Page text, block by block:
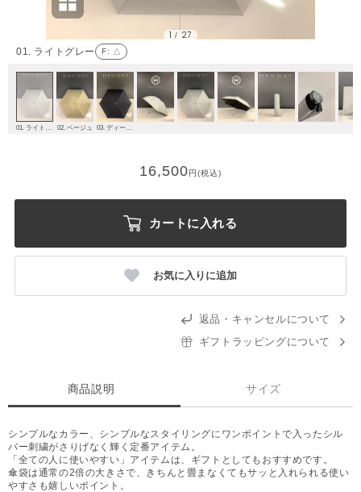
01. ライトグレー F: △
1 / 27
02. ベージュ
16,500円(税込)
カートに入れる
お気に入りに追加
返品・キャンセルについて
ギフトラッピングについて
商品説明 サイズ
シンプルなカラー、シンプルなスタイリングにワンポイントで入ったシル
バー刺繍がさりげなく輝く定番アイテム。
「全ての人に使いやすい」アイテムは、ギフトとしてもおすすめです。
傘袋は通常の2倍の大きさで、きちんと畳まなくてもサッと入れられる使い
やすさも嬉しいポイント。